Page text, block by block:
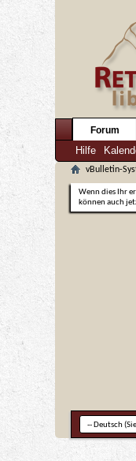
Forum
Hilfe
vBulletin-
Wenn dies Ihr
können auch